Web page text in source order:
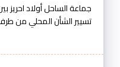
جماعة الساحل أولاد احريز
تسيير الشأن المحلي من